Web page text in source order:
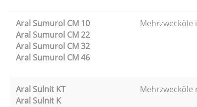
Aral Sumurol CM 10
Aral Sumurol CM 22
Aral Sumurol CM 32
Aral Sumurol CM 46
Mehrzwecköle
Aral Sulnit KT
Aral Sulnit K